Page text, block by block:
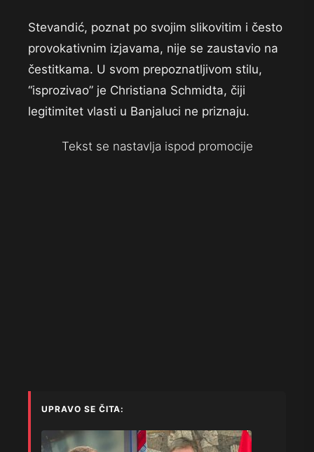
Stevandić, poznat po svojim slikovitim i često
provokativnim izjavama, nije se zaustavio na
čestitkama. U svom prepoznatljivom stilu,
“isprozivao” je Christiana Schmidta, čiji
legitimitet vlasti u Banjaluci ne priznaju.
Tekst se nastavlja ispod promocije
UPRAVO SE ČITA: